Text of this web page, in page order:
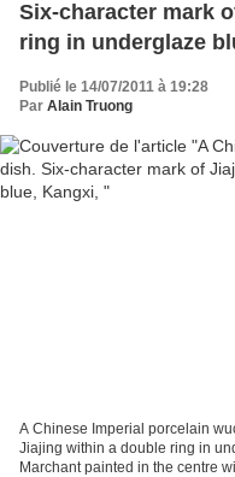
Six-character mark
ring in underglaze
Publié le 14/07/2011 à 19:28
Par Alain Truong
A Chinese Imperial porcelain
Jiajing within a double ring in
Marchant painted in the centre